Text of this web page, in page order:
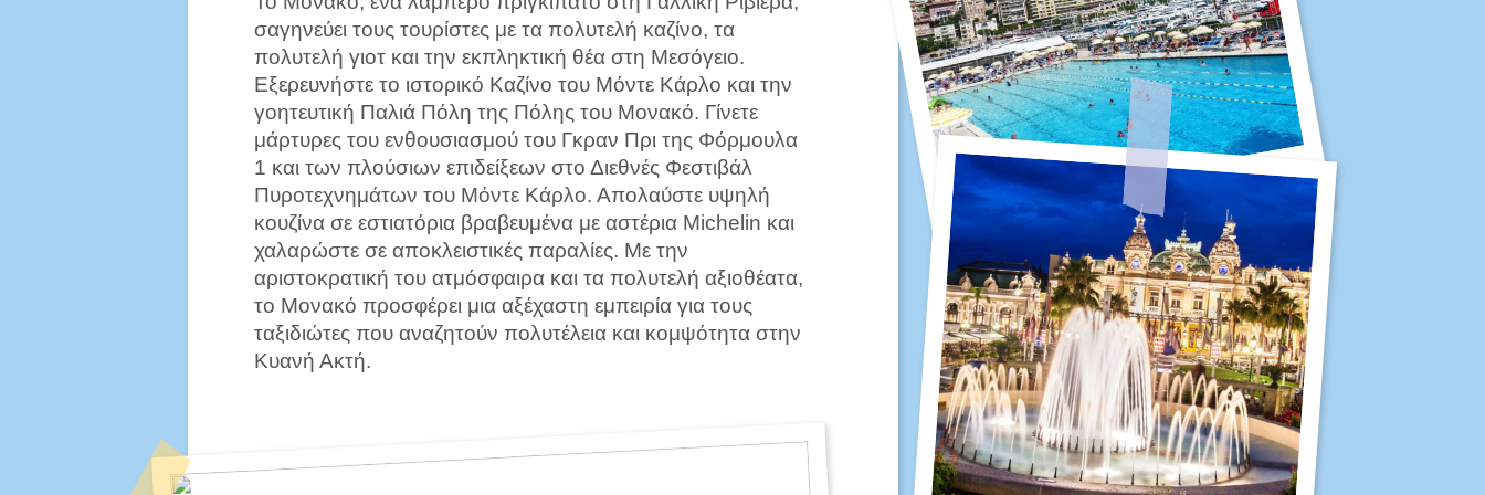
σαγηνεύει τους τουρίστες με τα πολυτελή καζίνο, τα
πολυτελή γιοτ και την εκπληκτική θέα στη Μεσόγειο.
Εξερευνήστε το ιστορικό Καζίνο του Μόντε Κάρλο και την
γοητευτική Παλιά Πόλη της Πόλης του Μονακό. Γίνετε
μάρτυρες του ενθουσιασμού του Γκραν Πρι της Φόρμουλα
1 και των πλούσιων επιδείξεων στο Διεθνές Φεστιβάλ
Πυροτεχνημάτων του Μόντε Κάρλο. Απολαύστε υψηλή
κουζίνα σε εστιατόρια βραβευμένα με αστέρια Michelin και
χαλαρώστε σε αποκλειστικές παραλίες. Με την
αριστοκρατική του ατμόσφαιρα και τα πολυτελή αξιοθέατα,
το Μονακό προσφέρει μια αξέχαστη εμπειρία για τους
ταξιδιώτες που αναζητούν πολυτέλεια και κομψότητα στην
Κυανή Ακτή.